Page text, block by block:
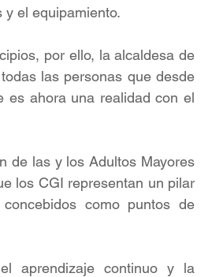
el equipamiento.
por ello, la alcaldesa de
las personas que desde
es ahora una realidad con el
de las y los Adultos Mayores
los CGI representan un pilar
como puntos de
aprendizaje continuo y la